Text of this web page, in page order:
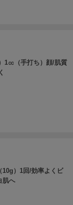
1㏄（手打ち）顔/肌質
10g）1回/効率よくビ
肌へ